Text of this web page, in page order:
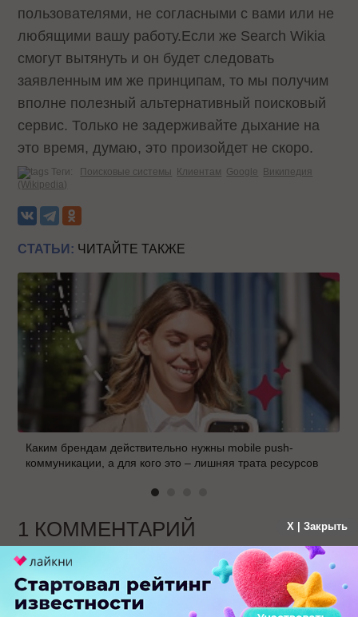
пользователями, не согласными с вами или не
любящими вашу работу.Если же Search Wikia
смогут вытянуть и он будет следовать
заявленным им же принципам, то мы получим
вполне полезный альтернативный поисковый
сервис. Только не задерживайте дыхание на
это время, думаю, это произойдет не скоро.
Теги: Поисковые системы Клиентам Google Википедия
(Wikipedia)
СТАТЬИ: ЧИТАЙТЕ ТАКЖЕ
Каким брендам действительно нужны mobile push-
коммуникации, а для кого это – лишняя трата ресурсов
1 КОММЕНТАРИЙ
alexmih@yandex.ru
больше года назад
X | Закрыть